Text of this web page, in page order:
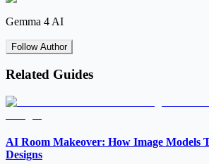
Gemma 4 AI
Follow Author
Related Guides
AI Room Makeover: How Image Models
Designs